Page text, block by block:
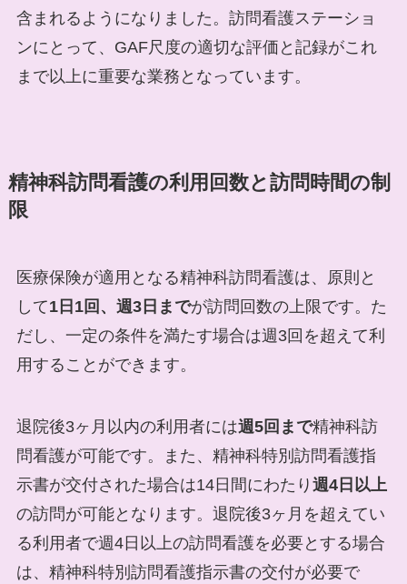
含まれるようになりました。訪問看護ステーショ
ンにとって、GAF尺度の適切な評価と記録がこれ
まで以上に重要な業務となっています。
精神科訪問看護の利用回数と訪問時間の制
限
医療保険が適用となる精神科訪問看護は、原則と
して1日1回、週3日までが訪問回数の上限です。た
だし、一定の条件を満たす場合は週3回を超えて利
用することができます。
退院後3ヶ月以内の利用者には週5回まで精神科訪
問看護が可能です。また、精神科特別訪問看護指
示書が交付された場合は14日間にわたり 週4日以上
の訪問が可能となります。退院後3ヶ月を超えてい
る利用者で週4日以上の訪問看護を必要とする場合
は、精神科特別訪問看護指示書の交付が必要で